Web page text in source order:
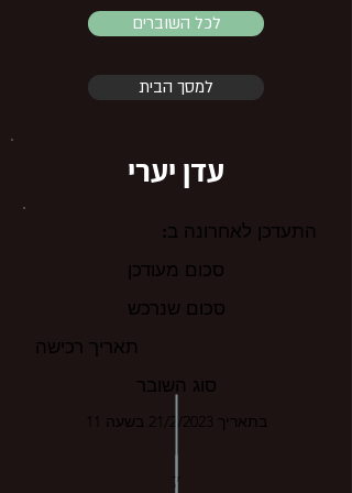
לכל השוברים
למסך הבית
עדן יערי
התעדכן לאחרונה ב:
סכום מעודכן
סכום שנרכש
תאריך רכישה
סוג השובר
בתאריך 21/2/2023 בשעה 11
7